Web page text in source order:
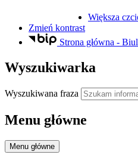
Większa
Zmień kontrast
Strona główna -
Wyszukiwarka
Wyszukiwana fraza
Menu główne
Menu główne